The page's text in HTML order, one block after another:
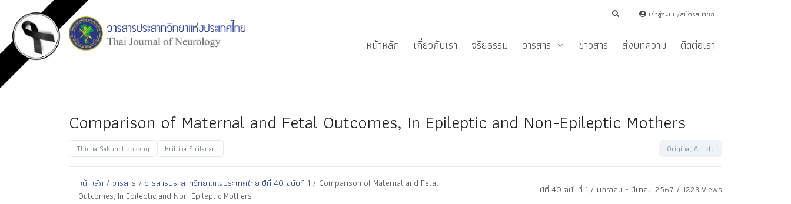
เข้าสู่ระบบ/สมัครสมาชิก
หน้าหลัก เกี่ยวกับเรา จริยธรรม วารสาร ข่าวสาร ส่งบทความ ติดต่อเรา
Comparison of Maternal and Fetal Outcomes, In Epileptic and Non-Epileptic Mothers
Thicha Sakunchoosong Krittika Siritanan Original Article
หน้าหลัก / วารสาร / วารสารประสาทวิทยาแห่งประเทศไทย ปีที่ 40 ฉบับที่ 1 / Comparison of Maternal and Fetal
Outcomes, In Epileptic and Non-Epileptic Mothers
ปีที่ 40 ฉบับที่ 1 / มกราคม - มีนาคม 2567 / 1223 Views